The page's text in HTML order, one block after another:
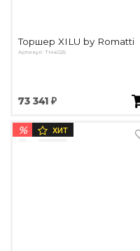
Торшер XILU by Romatti
Артикул: TH4025
73 341 ₽
% ХИТ